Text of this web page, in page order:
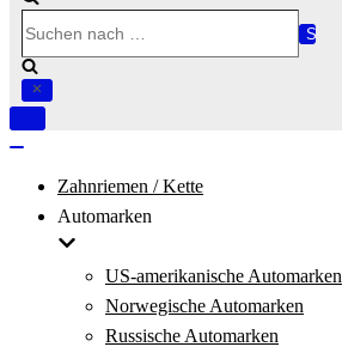
nach …
Navigation
Zahnriemen / Kette
Automarken
US-amerikanische Automarken
Norwegische Automarken
Russische Automarken